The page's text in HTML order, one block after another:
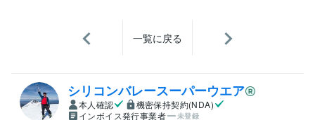
一覧に戻る
シリコンバレースーパーウエア
本人確認
機密保持契約(NDA)
インボイス発行事業者
未登録